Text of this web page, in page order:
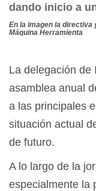
dando inicio a
En la imagen la directiva
Máquina Herramienta
La delegación de
asamblea anual
a las principales
situación actual
de futuro.
A lo largo de la
especialmente la